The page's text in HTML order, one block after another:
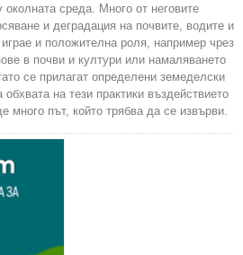
среда. Много от неговите
и деградация на почвите, водите и
и положителна роля, например чрез
в почви и култури или намаляването
се прилагат определени земеделски
на тези практики въздействието
много път, който трябва да се извърви.